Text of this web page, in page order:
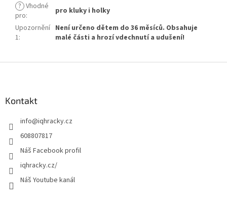
? Vhodné
pro:
pro kluky i holky
Upozornění
1:
Není určeno dětem do 36 měsíců. Obsahuje
malé části a hrozí vdechnutí a udušení!
Kontakt
info@iqhracky.cz
608807817
Náš Facebook profil
iqhracky.cz/
Náš Youtube kanál